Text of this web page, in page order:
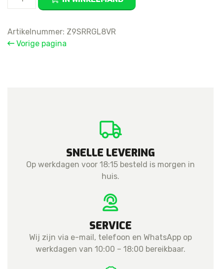
Apple
X
Battery
Artikelnummer: Z9SRRGL8VR
Vorige pagina
SNELLE LEVERING
Op werkdagen voor 18:15 besteld is morgen in
huis.
SERVICE
Wij zijn via e-mail, telefoon en WhatsApp op
werkdagen van 10:00 – 18:00 bereikbaar.